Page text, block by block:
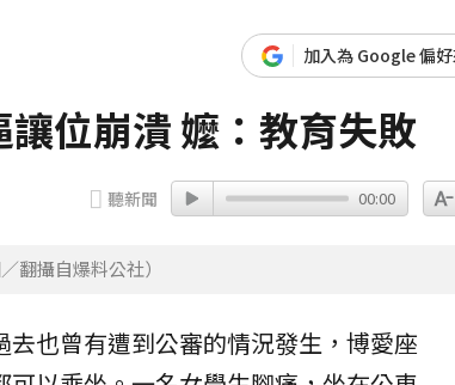
加入為 Google 偏
位崩潰 嬤：教育失敗
聽新聞 00:00
翻攝自爆料公社）
去也曾有遭到公審的情況發生，博愛座